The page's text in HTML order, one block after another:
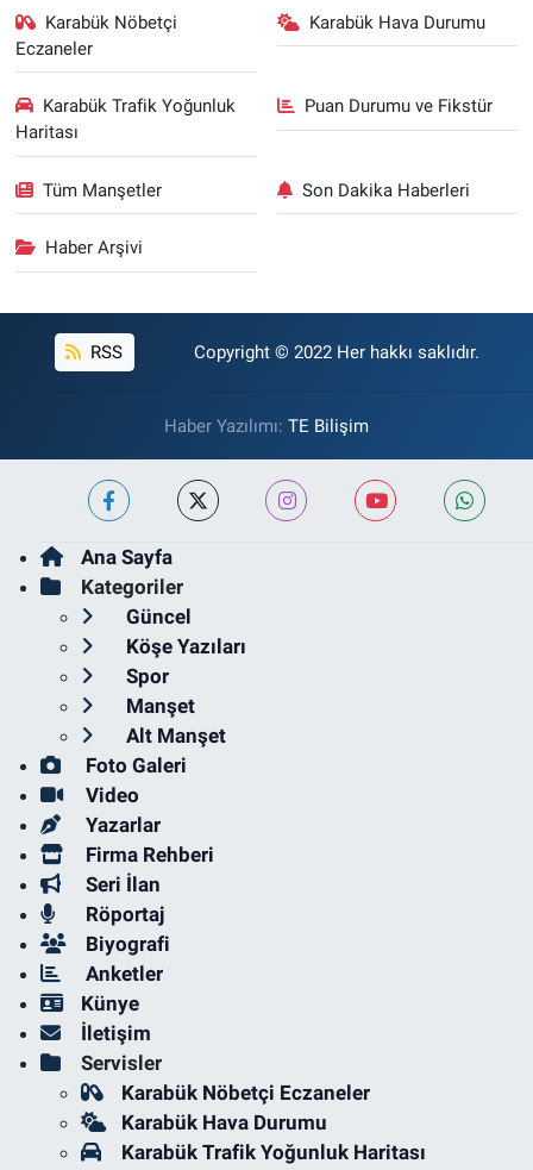
Karabük Nöbetçi
Eczaneler
Karabük Hava Durumu
Karabük Trafik Yoğunluk
Haritası
Puan Durumu ve Fikstür
Tüm Manşetler Son Dakika Haberleri
Haber Arşivi
RSS Copyright © 2022 Her hakkı saklıdır.
Haber Yazılımı: TE Bilişim
Ana Sayfa
Kategoriler
Güncel
Köşe Yazıları
Spor
Manşet
Alt Manşet
Foto Galeri
Video
Yazarlar
Firma Rehberi
Seri İlan
Röportaj
Biyografi
Anketler
Künye
İletişim
Servisler
Karabük Nöbetçi Eczaneler
Karabük Hava Durumu
Karabük Trafik Yoğunluk Haritası